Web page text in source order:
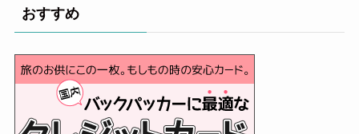
おすすめ